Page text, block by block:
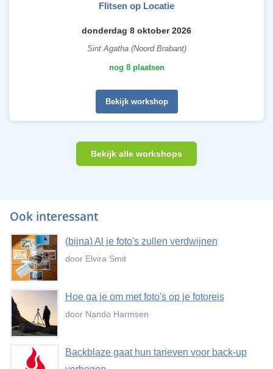
Flitsen op Locatie
donderdag 8 oktober 2026
Sint Agatha (Noord Brabant)
nog 8 plaatsen
Bekijk workshop
Bekijk alle workshops
Ook interessant
(bijna) Al je foto's zullen verdwijnen
door Elvira Smit
Hoe ga je om met foto's op je fotoreis
door Nando Harmsen
Backblaze gaat hun tarieven voor back-up